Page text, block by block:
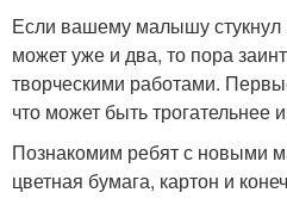
Если вашему малышу стукнул
может уже и два, то пора
творческими работами.
что может быть трогательнее
Познакомим ребят с новыми
цветная бумага, картон и